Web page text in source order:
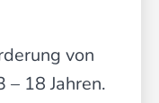
von
– 18 Jahren.